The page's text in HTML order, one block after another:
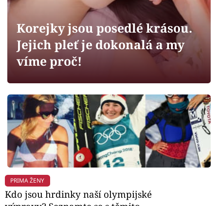
Sledujte prima+
Filmový festival Karlovy Vary
Mámy sobě
Přihlášení
Sledujte nás
Korejky jsou posedlé krásou.
Jejich pleť je dokonalá a my
víme proč!
PRIMA ŽENY
Kdo jsou hrdinky naší olympijské